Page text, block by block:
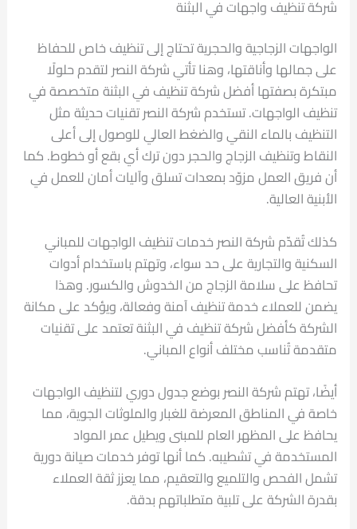
شركة تنظيف واجهات في البثنة
الواجهات الزجاجية والحجرية تحتاج إلى تنظيف خاص للحفاظ
على جمالها وأناقتها، وهنا تأتي شركة النصر لتقدم حلولًا
مبتكرة بصفتها أفضل شركة تنظيف في البثنة متخصصة في
تنظيف الواجهات. تستخدم شركة النصر تقنيات حديثة مثل
التنظيف بالماء النقي والضغط العالي للوصول إلى أعلى
النقاط وتنظيف الزجاج والحجر دون ترك أي بقع أو خطوط. كما
أن فريق العمل مزوّد بمعدات تسلق وآليات أمان للعمل في
الأبنية العالية.
كذلك تُقدّم شركة النصر خدمات تنظيف الواجهات للمباني
السكنية والتجارية على حد سواء، وتهتم باستخدام أدوات
تحافظ على سلامة الزجاج من الخدوش والكسور. وهذا
يضمن للعملاء خدمة تنظيف آمنة وفعالة، ويؤكد على مكانة
الشركة كأفضل شركة تنظيف في البثنة تعتمد على تقنيات
متقدمة تُناسب مختلف أنواع المباني.
أيضًا، تهتم شركة النصر بوضع جدول دوري لتنظيف الواجهات
خاصة في المناطق المعرضة للغبار والملوثات الجوية، مما
يحافظ على المظهر العام للمبنى ويطيل عمر المواد
المستخدمة في تشطيبه. كما أنها توفر خدمات صيانة دورية
تشمل الفحص والتلميع والتعقيم، مما يعزز ثقة العملاء
بقدرة الشركة على تلبية متطلباتهم بدقة.